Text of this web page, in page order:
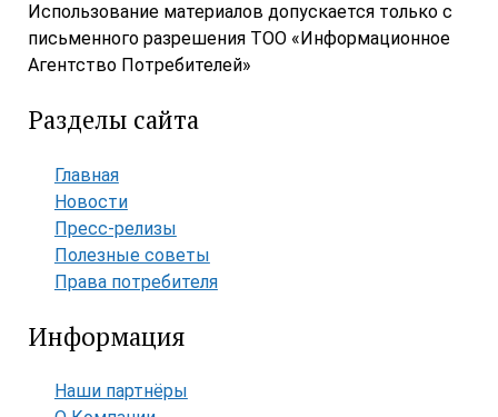
Использование материалов допускается только с
письменного разрешения ТОО «Информационное
Агентство Потребителей»
Разделы сайта
Главная
Новости
Пресс-релизы
Полезные советы
Права потребителя
Информация
Наши партнёры